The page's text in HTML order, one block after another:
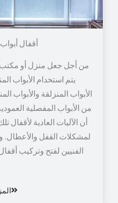
أقفال
من أجل جعل منزل أو مكتب
يتم استخدام الأبواب
الأبواب المنزلقة والأبواب
من الأبواب المفصلية
أن الآليات العادية لأقفال
لمشكلات القفل
الفنيين لفتح وتركيب